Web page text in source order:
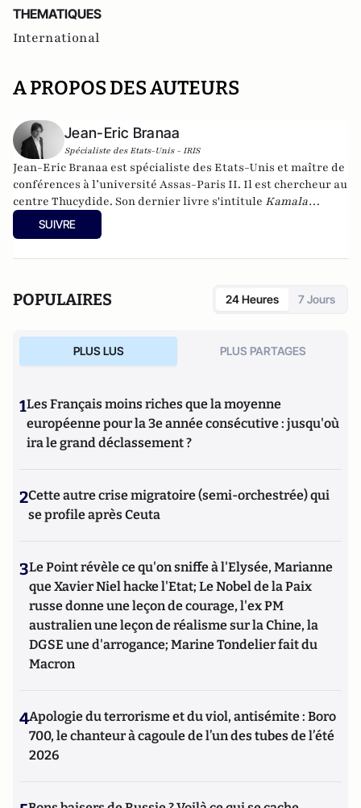
THEMATIQUES
International
A PROPOS DES AUTEURS
Jean-Eric Branaa
Spécialiste des Etats-Unis - IRIS
Jean-Eric Branaa est spécialiste des Etats-Unis et maître de
conférences à l’université Assas-Paris II. Il est chercheur au
centre Thucydide. Son dernier livre s'intitule Kamala
Harris, l'Amérique du futur
collection Chronos, poche, 2024). Il est également l'auteur de
divisée(Privat, 2017),
1968: Quand l'Amérique
2018),Joe Biden : le 3e mandat de Barack Obama
biographie de Joe Biden
(Nouveau Monde, 2020) et
Géopolitique des Etats-Unis(Puf, 2022).
SUIVRE
POPULAIRES 24 Heures 7 Jours
PLUS LUS PLUS PARTAGES
1Les Français moins riches que la moyenne
européenne pour la 3e année consécutive : jusqu'où
ira le grand déclassement ?
2Cette autre crise migratoire (semi-orchestrée) qui
se profile après Ceuta
3Le Point révèle ce qu'on sniffe à l'Elysée, Marianne
que Xavier Niel hacke l'Etat; Le Nobel de la Paix
russe donne une leçon de courage, l'ex PM
australien une leçon de réalisme sur la Chine, la
DGSE une d'arrogance; Marine Tondelier fait du
Macron
4Apologie du terrorisme et du viol, antisémite : Boro
700, le chanteur à cagoule de l’un des tubes de l’été
2026